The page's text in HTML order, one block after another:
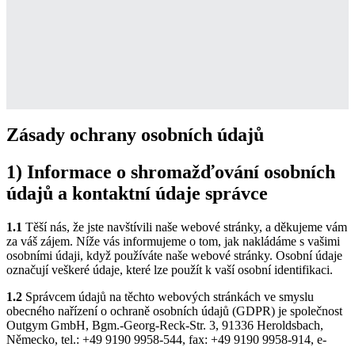
Zásady ochrany osobních údajů
1) Informace o shromažďování osobních
údajů a kontaktní údaje správce
1.1 Těší nás, že jste navštívili naše webové stránky, a děkujeme vám
za váš zájem. Níže vás informujeme o tom, jak nakládáme s vašimi
osobními údaji, když používáte naše webové stránky. Osobní údaje
označují veškeré údaje, které lze použít k vaší osobní identifikaci.
1.2 Správcem údajů na těchto webových stránkách ve smyslu
obecného nařízení o ochraně osobních údajů (GDPR) je společnost
Outgym GmbH, Bgm.-Georg-Reck-Str. 3, 91336 Heroldsbach,
Německo, tel.: +49 9190 9958-544, fax: +49 9190 9958-914, e-